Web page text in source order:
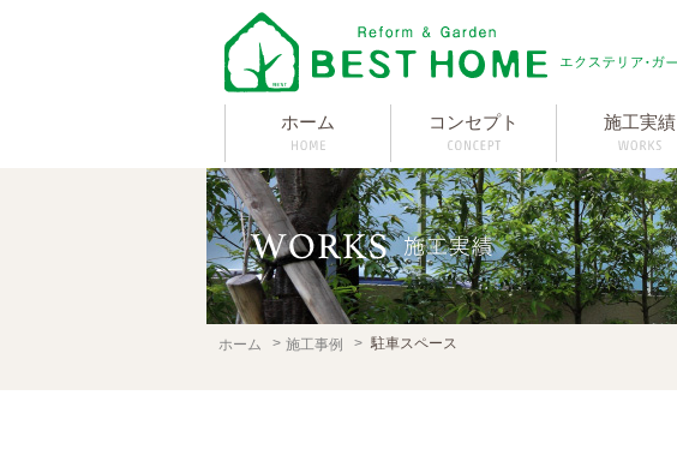
ホーム コンセプト 施工実績
ホーム 施工事例 駐車スペース